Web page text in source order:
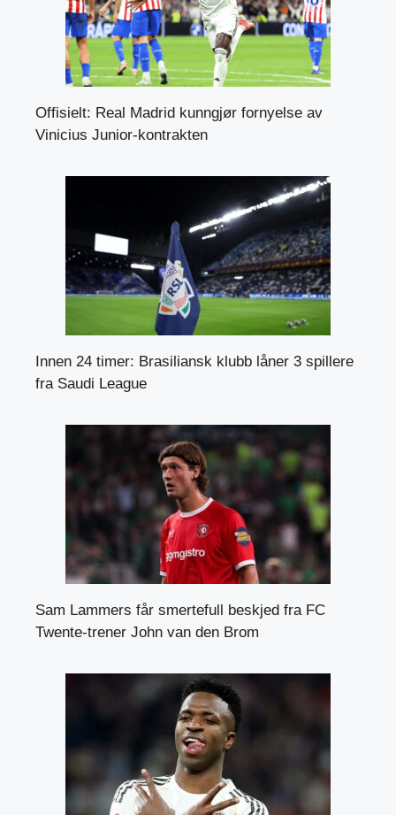
Offisielt: Real Madrid kunngjør fornyelse av
Vinicius Junior-kontrakten
Innen 24 timer: Brasiliansk klubb låner 3 spillere
fra Saudi League
Sam Lammers får smertefull beskjed fra FC
Twente-trener John van den Brom